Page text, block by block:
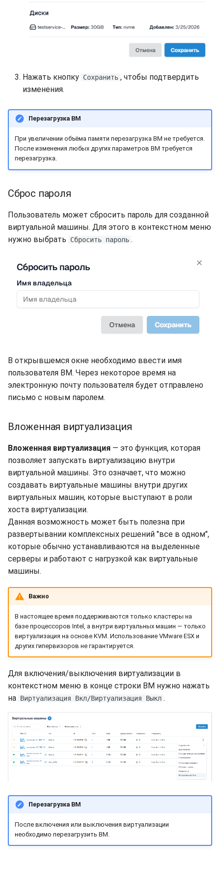
Нажать кнопку Сохранить , чтобы подтвердить
изменения.
Перезагрузка ВМ
При увеличении объёма памяти перезагрузка ВМ не требуется.
После изменения любых других параметров ВМ требуется
перезагрузка.
Сброс пароля
Пользователь может сбросить пароль для созданной
виртуальной машины. Для этого в контекстном меню
нужно выбрать
Сбросить пароль .
В открывшемся окне необходимо ввести имя
пользователя ВМ. Через некоторое время на
электронную почту пользователя будет отправлено
письмо с новым паролем.
Вложенная виртуализация
Вложенная виртуализация — это функция, которая
позволяет запускать виртуализацию внутри
виртуальной машины. Это означает, что можно
создавать виртуальные машины внутри других
виртуальных машин, которые выступают в роли
хоста виртуализации.
Данная возможность может быть полезна при
развертывании комплексных решений "все в одном",
которые обычно устанавливаются на выделенные
серверы и работают с нагрузкой как виртуальные
машины.
Важно
В настоящее время поддерживаются только кластеры на
базе процессоров Intel, а внутри виртуальных машин — только
виртуализация на основе KVM. Использование VMware ESX и
других гипервизоров не гарантируется.
Для включения/выключения виртуализации в
контекстном меню в конце строки ВМ нужно нажать
на Виртуализация Вкл/Виртуализация Выкл .
Перезагрузка ВМ
После включения или выключения виртуализации
необходимо перезагрузить ВМ.